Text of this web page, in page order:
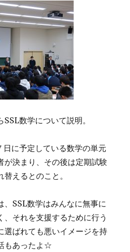
数学について説明。
日に予定している数学の単元
が決まり、その後は定期試験
えるとのこと。
、SSL数学はみんなに無事に
、それを支援するために行う
選ばれても悪いイメージを持
もあったよ☆